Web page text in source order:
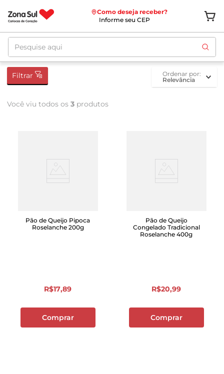
Como deseja receber?
Informe seu CEP
Pesquise aqui
Filtrar
ordenar por
Relevância
Você viu todos os 3 produtos
Pão de Queijo Pipoca
Roselanche 200g
R$17,89
Comprar
Pão de Queijo
Congelado Tradicional
Roselanche 400g
R$20,99
Comprar